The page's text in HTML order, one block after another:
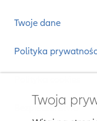
Twoje dane
Polityka
Bezpieczeństwo
Twoja